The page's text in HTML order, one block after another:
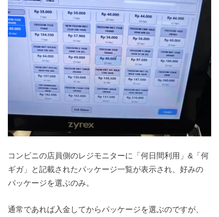
コンビニの店員側のレジモニターに「何日間利用」&「何
ギガ」と記載されたパッケージ一覧が表示され、好みの
パッケージを選ぶのみ。
通常であれば入金してからパッケージを選ぶのですが、